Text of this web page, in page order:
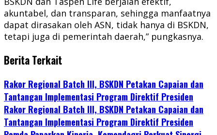
akuntabel, dan transparan, sehingga manfaatnya
dapat dirasakan oleh ASN, tidak hanya di BSKDN,
tetapi juga di pemerintah daerah,” pungkasnya.
Berita Terkait
Rakor Regional Batch III, BSKDN Petakan Capaian dan
Tantangan Implementasi Program Direktif Presiden
Rakor Regional Batch III, BSKDN Petakan Capaian dan
Tantangan Implementasi Program Direktif Presiden